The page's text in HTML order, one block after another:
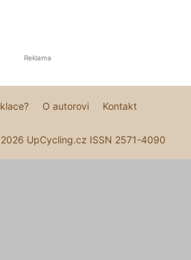
Reklama
O autorovi Kontakt
UpCycling.cz ISSN 2571-4090